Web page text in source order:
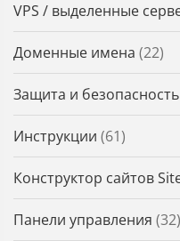
VPS / выделенные
Доменные имена (22)
Защита и безопасность
Инструкции (61)
Конструктор сайтов
Панели управления (32)